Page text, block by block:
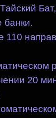
110
20